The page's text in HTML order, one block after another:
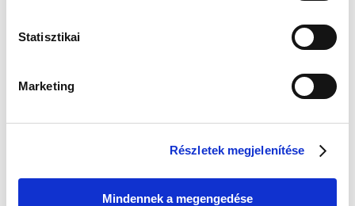
Statisztikai
Marketing
Részletek megjelenítése
Mindennek a megengedése